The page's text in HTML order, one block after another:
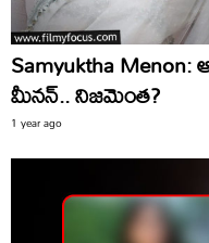
Samyuktha
మీనన్.. నిజమెంత?
1 year ago